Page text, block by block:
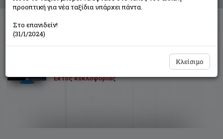
Το παιδί-Λάζαρος
Εκτός κυκλοφορίας
προοπτική για νέα ταξίδια υπάρχει πάντα.
Στο επανιδείν!
(31/1/2024)
Κλείσιμο